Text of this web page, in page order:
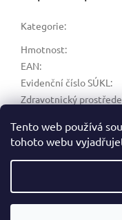
Tento web používá
tohoto webu
Kategorie:
Hmotnost:
EAN:
Evidenční číslo SÚKL :
Zdravotnický